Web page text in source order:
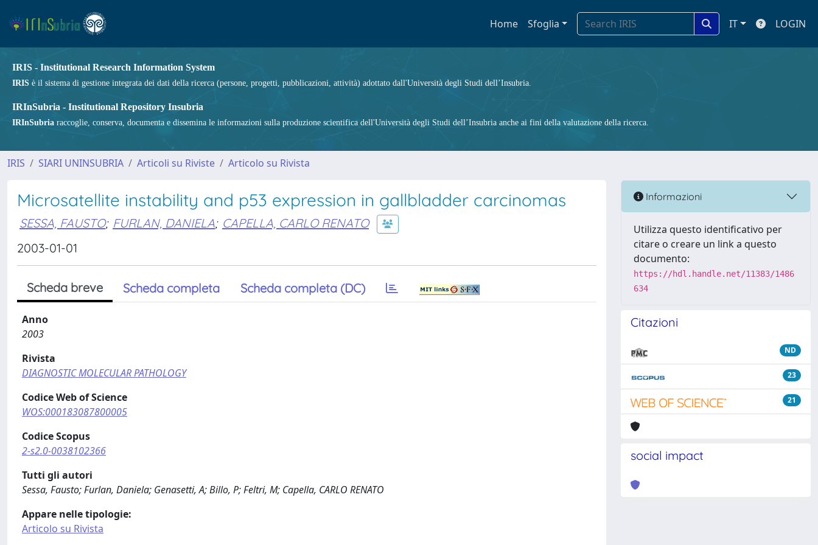
Home Sfoglia IT LOGIN
IRIS - Institutional Research Information System
IRIS è il sistema di gestione integrata dei dati della ricerca (persone, progetti, pubblicazioni, attività) adottato dall'Università degli Studi dell’Insubria.
IRInSubria - Institutional Repository Insubria
IRInSubria raccoglie, conserva, documenta e dissemina le informazioni sulla produzione scientifica dell'Università degli Studi dell’Insubria anche ai fini della valutazione della ricerca.
IRIS SIARI UNINSUBRIA Articoli su Riviste Articolo su Rivista
Microsatellite instability and p53 expression in gallbladder carcinomas
SESSA, FAUSTO; FURLAN, DANIELA; CAPELLA, CARLO RENATO
2003-01-01
Scheda breve Scheda completa Scheda completa (DC)
Anno
2003
Rivista
DIAGNOSTIC MOLECULAR PATHOLOGY
Codice Web of Science
WOS:000183087800005
Codice Scopus
2-s2.0-0038102366
Tutti gli autori
Sessa, Fausto; Furlan, Daniela; Genasetti, A; Billo, P; Feltri, M; Capella, CARLO RENATO
Appare nelle tipologie:
Articolo su Rivista
Informazioni
Utilizza questo identificativo per
citare o creare un link a questo
documento:
https://hdl.handle.net/11383/1486
634
Citazioni
ND
23
21
social impact